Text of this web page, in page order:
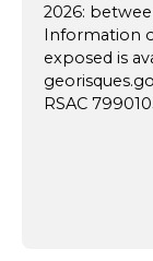
2026:
Information
exposed is
RSAC